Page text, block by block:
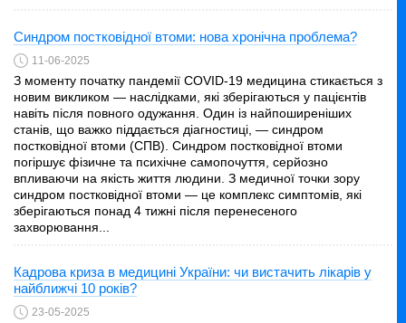
Синдром постковідної втоми: нова хронічна проблема?
11-06-2025
З моменту початку пандемії COVID-19 медицина стикається з
новим викликом — наслідками, які зберігаються у пацієнтів
навіть після повного одужання. Один із найпоширеніших
станів, що важко піддається діагностиці, — синдром
постковідної втоми (СПВ). Синдром постковідної втоми
погіршує фізичне та психічне самопочуття, серйозно
впливаючи на якість життя людини. З медичної точки зору
синдром постковідної втоми — це комплекс симптомів, які
зберігаються понад 4 тижні після перенесеного
захворювання...
Кадрова криза в медицині України: чи вистачить лікарів у
найближчі 10 років?
23-05-2025